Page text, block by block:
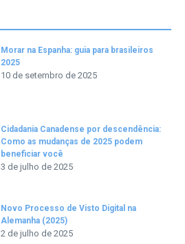
Morar na Espanha: guia para brasileiros
2025
10 de setembro de 2025
Cidadania Canadense por descendência:
Como as mudanças de 2025 podem
beneficiar você
3 de julho de 2025
Novo Processo de Visto Digital na
Alemanha (2025)
2 de julho de 2025